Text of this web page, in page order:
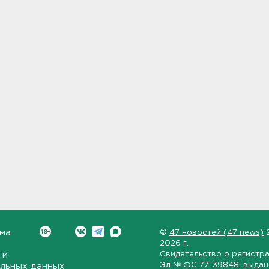
данных
© 47 новостей (47 news)
2026 г.
Свидетельство о
Эл № ФС 77-39848 ,